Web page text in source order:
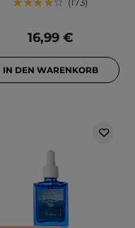
173
16,99 €
IN DEN WARENKORB